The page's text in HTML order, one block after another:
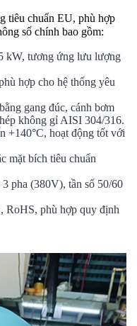
tiêu chuẩn EU, phù hợp
số chính bao gồm:
kW, tương ứng lưu lượng
hợp cho hệ thống yêu
gang đúc, cánh bơm
không gỉ AISI 304/316.
+140°C, hoạt động tốt với
mặt bích tiêu chuẩn
pha (380V), tần số 50/60
RoHS, phù hợp quy định